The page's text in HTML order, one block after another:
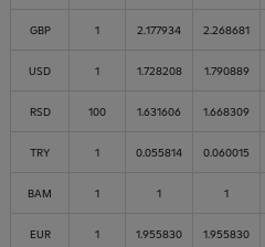
GBP 1 2.177934 2.268681
USD 1 1.728208 1.790889
RSD 100 1.631606 1.668309
TRY 1 0.055814 0.060015
BAM 1 1 1
EUR 1 1.955830 1.955830